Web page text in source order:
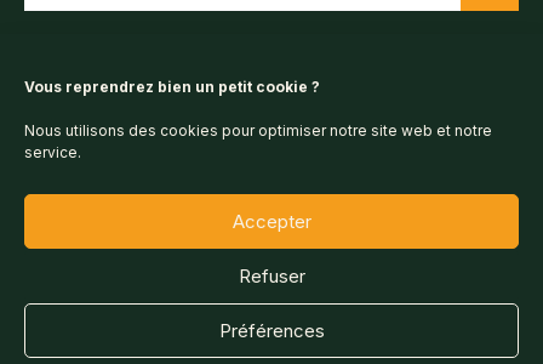
Vous reprendrez bien un petit cookie ?
Nous utilisons des cookies pour optimiser notre site web et notre
service.
Accepter
Refuser
Préférences
© 2026 - Communauté de communes de l'Oisans